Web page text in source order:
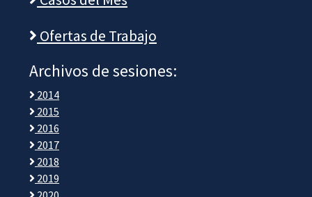
Ofertas de Trabajo
Archivos de sesiones:
2014
2015
2016
2017
2018
2019